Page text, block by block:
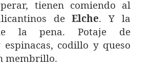
tienen comiendo al
deElche. Y la
la pena. Potaje de
espinacas, codillo y queso
membrillo.